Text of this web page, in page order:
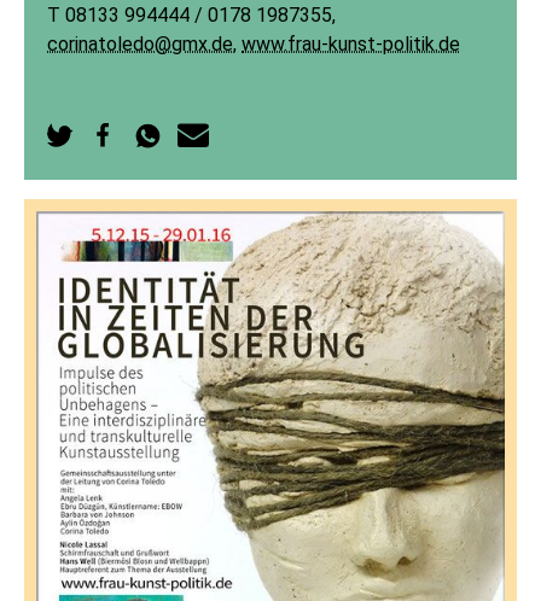
T 08133 994444 / 0178 1987355,
corinatoledo@gmx.de,www.frau-kunst-politik.de
Twitter
teilen
Facebook
teilen
WhatsApp
senden
E-
Mail
senden